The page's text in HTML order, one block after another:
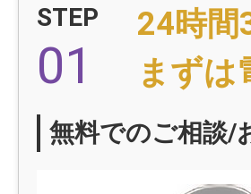
STEP
01
24時間
まずは
無料でのご相談/